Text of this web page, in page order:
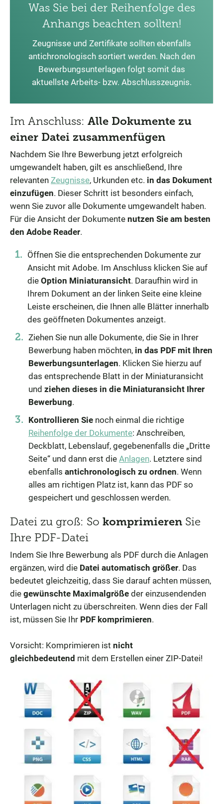
Was Sie bei der Reihenfolge des
Anhangs beachten sollten!
Zeugnisse und Zertifikate sollten ebenfalls
antichronologisch sortiert werden. Nach den
Bewerbungsunterlagen folgt somit das
aktuellste Arbeits- bzw. Abschlusszeugnis.
Im Anschluss: Alle Dokumente zu
einer Datei zusammenfügen
Nachdem Sie Ihre Bewerbung jetzt erfolgreich
umgewandelt haben, gilt es anschließend, Ihre
relevanten Zeugnisse, Urkunden etc. in das Dokument
einzufügen. Dieser Schritt ist besonders einfach,
wenn Sie zuvor alle Dokumente umgewandelt haben.
Für die Ansicht der Dokumente nutzen Sie am besten
den Adobe Reader.
Öffnen Sie die entsprechenden Dokumente zur
Ansicht mit Adobe. Im Anschluss klicken Sie auf
die Option Miniaturansicht. Daraufhin wird in
Ihrem Dokument an der linken Seite eine kleine
Leiste erscheinen, die Ihnen alle Blätter innerhalb
des geöffneten Dokumentes anzeigt.
Ziehen Sie nun alle Dokumente, die Sie in Ihrer
Bewerbung haben möchten, in das PDF mit Ihren
Bewerbungsunterlagen. Klicken Sie hierzu auf
das entsprechende Blatt in der Miniaturansicht
und ziehen dieses in die Miniaturansicht Ihrer
Bewerbung.
Kontrollieren Sie noch einmal die richtige
Reihenfolge der Dokumente: Anschreiben,
Deckblatt, Lebenslauf, gegebenenfalls die „Dritte
Seite“ und dann erst die Anlagen. Letztere sind
ebenfalls antichronologisch zu ordnen. Wenn
alles am richtigen Platz ist, kann das PDF so
gespeichert und geschlossen werden.
Datei zu groß: So komprimieren Sie
Ihre PDF-Datei
Indem Sie Ihre Bewerbung als PDF durch die Anlagen
ergänzen, wird die Datei automatisch größer. Das
bedeutet gleichzeitig, dass Sie darauf achten müssen,
die gewünschte Maximalgröße der einzusendenden
Unterlagen nicht zu überschreiten. Wenn dies der Fall
ist, müssen Sie Ihr PDF komprimieren.
Vorsicht: Komprimieren ist nicht
gleichbedeutend mit dem Erstellen einer ZIP-Datei!